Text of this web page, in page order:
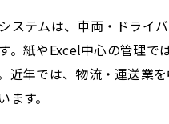
ステムは、車両・ドライ
。紙やExcel中心の管理で
近年では、物流・運送業
ます。